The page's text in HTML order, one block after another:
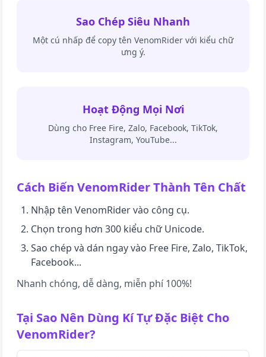
Sao Chép Siêu Nhanh
Một cú nhấp để copy tên VenomRider với kiểu chữ
ưng ý.
Hoạt Động Mọi Nơi
Dùng cho Free Fire, Zalo, Facebook, TikTok,
Instagram, YouTube...
Cách Biến VenomRiderThành Tên Chất
Nhập tên VenomRidervào công cụ.
Chọn trong hơn 300 kiểu chữ Unicode.
Sao chép và dán ngay vào Free Fire, Zalo, TikTok,
Facebook...
Nhanh chóng, dễ dàng, miễn phí 100%!
Tại Sao Nên Dùng Kí Tự Đặc Biệt Cho
VenomRider?